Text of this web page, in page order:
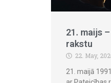
21. maijs
rakstu
22. May,
21. maijā